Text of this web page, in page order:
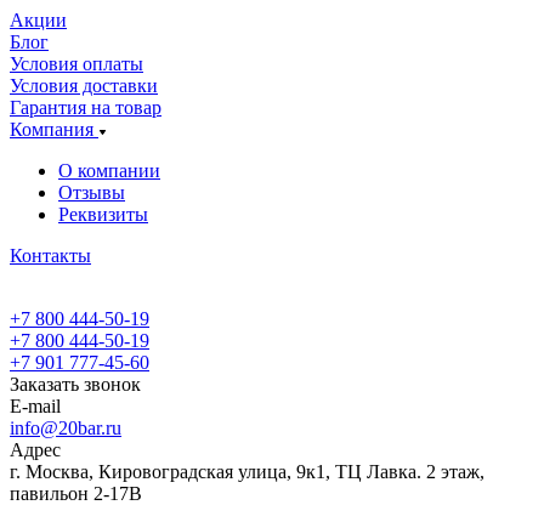
Акции
Блог
Условия оплаты
Условия доставки
Гарантия на товар
Компания
О компании
Отзывы
Реквизиты
Контакты
+7 800 444-50-19
+7 800 444-50-19
+7 901 777-45-60
Заказать звонок
E-mail
info@20bar.ru
Адрес
г. Москва, Кировоградская улица, 9к1, ТЦ Лавка. 2 этаж,
павильон 2-17В